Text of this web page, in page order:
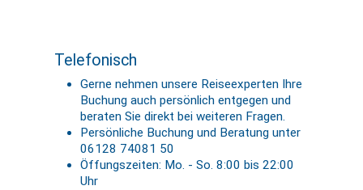
Telefonisch
Gerne nehmen unsere Reiseexperten Ihre
Buchung auch persönlich entgegen und
beraten Sie direkt bei weiteren Fragen.
Persönliche Buchung und Beratung unter
06128 74081 50
Öffungszeiten: Mo. - So. 8:00 bis 22:00
Uhr